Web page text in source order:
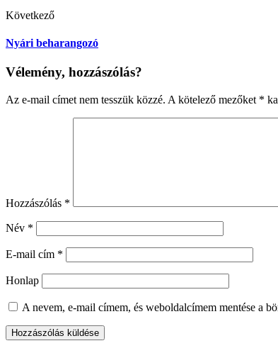
Következő
Nyári beharangozó
Vélemény, hozzászólás?
Az e-mail címet nem tesszük közzé. A kötelező mezőket *
Hozzászólás *
Név *
E-mail cím *
Honlap
A nevem, e-mail címem, és weboldalcímem mentése a